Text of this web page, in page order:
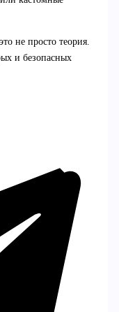
не просто теория.
и безопасных